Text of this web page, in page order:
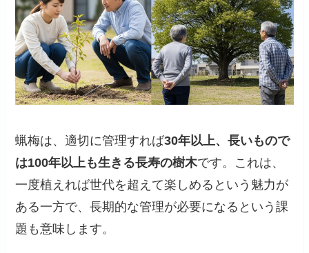
蝋梅は、適切に管理すれば30年以上、長いもので
は100年以上も生きる長寿の樹木です。これは、
一度植えれば世代を超えて楽しめるという魅力が
ある一方で、長期的な管理が必要になるという課
題も意味します。